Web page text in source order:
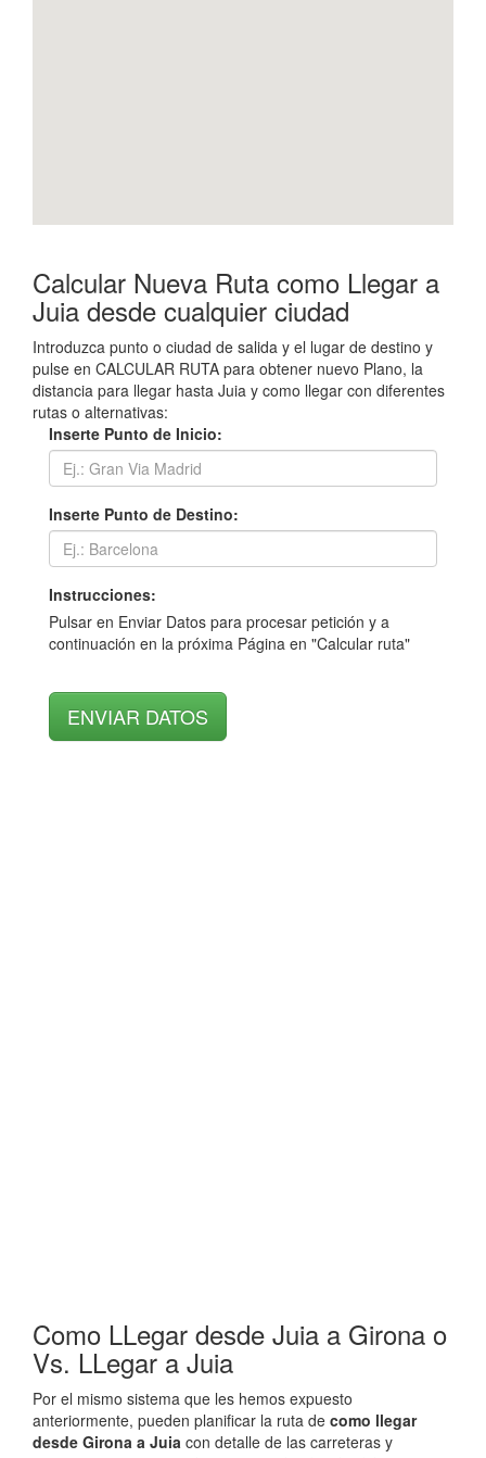
Calcular Nueva Ruta como Llegar a
Juia desde cualquier ciudad
Introduzca punto o ciudad de salida y el lugar de destino y
pulse en CALCULAR RUTA para obtener nuevo Plano, la
distancia para llegar hasta Juia y como llegar con diferentes
rutas o alternativas:
Inserte Punto de Inicio:
Inserte Punto de Destino:
Instrucciones:
Pulsar en Enviar Datos para procesar petición y a
continuación en la próxima Página en "Calcular ruta"
Como LLegar desde Juia a Girona o
Vs. LLegar a Juia
Por el mismo sistema que les hemos expuesto
anteriormente, pueden planificar la ruta de como llegar
desde Girona a Juia con detalle de las carreteras y